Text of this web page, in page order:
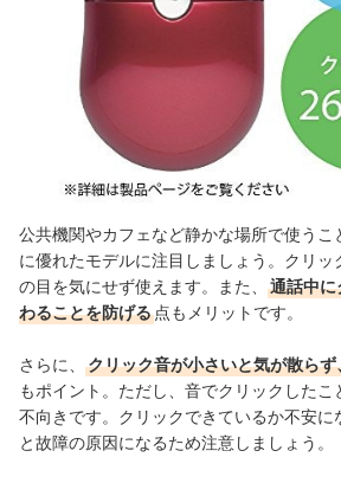
公共機関やカフェなど静かな場所で使うこ
に優れたモデルに注目しましょう。クリッ
の目を気にせず使えます。また、
通話中に
わることを防げる 点もメリットです。
さらに、 クリック音が小さいと気が散ら
もポイント。ただし、音でクリックしたこ
不向きです。クリックできているか不安に
と故障の原因になるため注意しましょう。